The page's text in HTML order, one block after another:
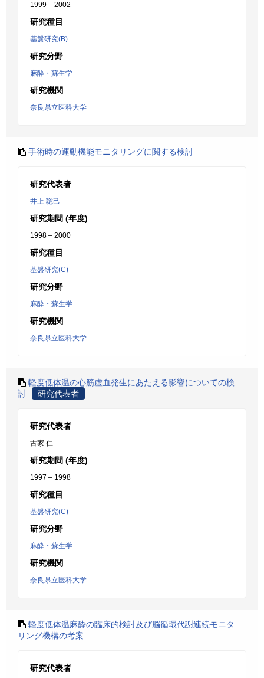
1999 – 2002
研究種目
基盤研究(B)
研究分野
麻酔・蘇生学
研究機関
奈良県立医科大学
手術時の運動機能モニタリングに関する検討
研究代表者
井上 聡己
研究期間 (年度)
1998 – 2000
研究種目
基盤研究(C)
研究分野
麻酔・蘇生学
研究機関
奈良県立医科大学
軽度低体温の心筋虚血発生にあたえる影響についての検
討
研究代表者
研究代表者
古家 仁
研究期間 (年度)
1997 – 1998
研究種目
基盤研究(C)
研究分野
麻酔・蘇生学
研究機関
奈良県立医科大学
軽度低体温麻酔の臨床的検討及び脳循環代謝連続モニタ
リング機構の考案
研究代表者